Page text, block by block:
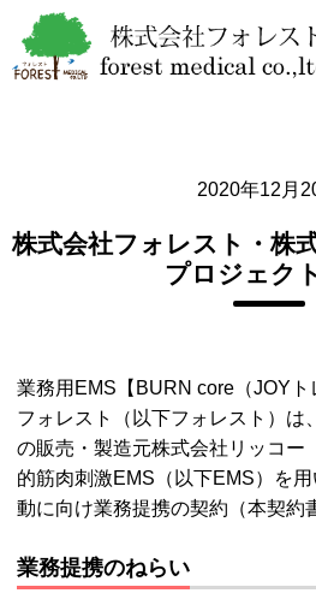
2020年12月
株式会社フォレスト・株
プロジェク
業務用EMS【BURN core（JOY
フォレスト（以下フォレスト）は
の販売・製造元株式会社リッコー
的筋肉刺激EMS（以下EMS）を
動に向け業務提携の契約（本契約
業務提携のねらい